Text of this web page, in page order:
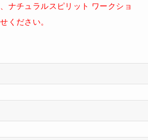
ナチュラルスピリット ワークショ
ください。